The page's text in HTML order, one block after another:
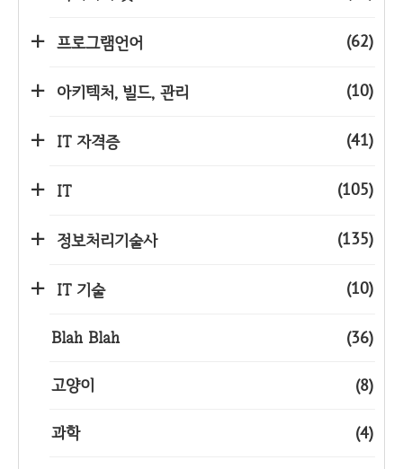
프로그램언어 (62)
아키텍처, 빌드, 관리 (10)
IT 자격증 (41)
IT (105)
정보처리기술사 (135)
IT 기술 (10)
Blah Blah (36)
고양이 (8)
과학 (4)